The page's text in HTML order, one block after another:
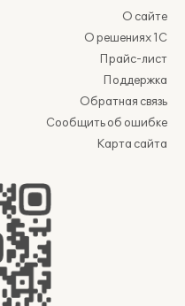
О сайте
О решениях 1С
Прайс-лист
Поддержка
Обратная связь
Сообщить об ошибке
Карта сайта